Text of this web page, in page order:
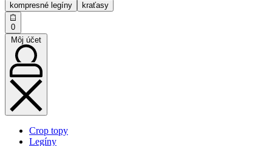
kompresné legíny kraťasy
0
Môj účet
Crop topy
Legíny